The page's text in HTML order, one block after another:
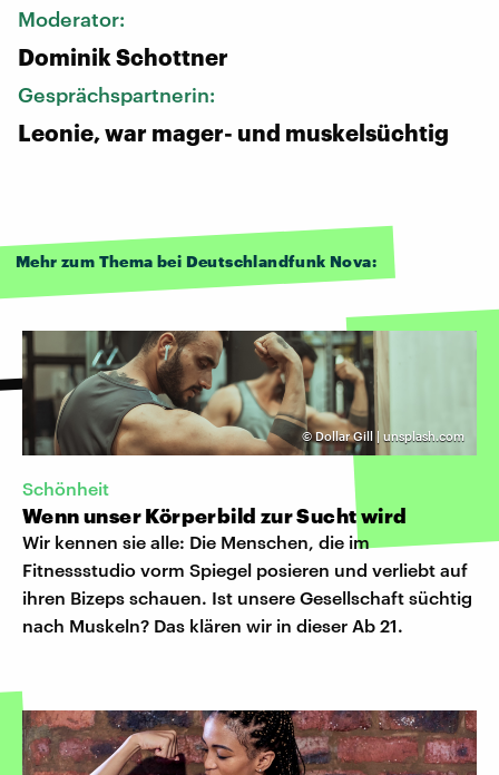
Moderator:
Dominik Schottner
Gesprächspartnerin:
Leonie, war mager- und muskelsüchtig
Mehr zum Thema bei Deutschlandfunk Nova:
©Dollar Gill | unsplash.com
Schönheit
Wenn unser Körperbild zur Sucht wird
Wir kennen sie alle: Die Menschen, die im
Fitnessstudio vorm Spiegel posieren und verliebt auf
ihren Bizeps schauen. Ist unsere Gesellschaft süchtig
nach Muskeln? Das klären wir in dieser Ab 21.